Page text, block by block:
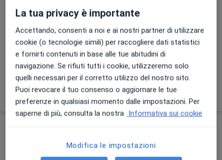
52 recensioni
Viale Castelfidardo 19, Busto Arsizio•Mappa
San Carlo Istituto Clinico
Epiluminescenza
Chiedi di attivare le prenotazioni online
La tua privacy è importante
Accettando, consenti a noi e ai nostri partner di utilizzare
cookie (o tecnologie simili) per raccogliere dati statistici
e fornirti contenuti in base alle tue abitudini di
navigazione. Se rifiuti tutti i cookie, utilizzeremo solo
quelli necessari per il corretto utilizzo del nostro sito.
Puoi revocare il tuo consenso o aggiornare le tue
preferenze in qualsiasi momento dalle impostazioni. Per
saperne di più, consulta la nostra Informativa sui cookie
Modifica le impostazioni